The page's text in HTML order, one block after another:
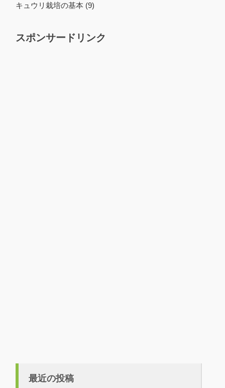
キュウリ栽培の基本 (9)
スポンサードリンク
最近の投稿